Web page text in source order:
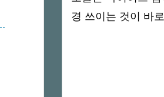
경 쓰이는 것이 바